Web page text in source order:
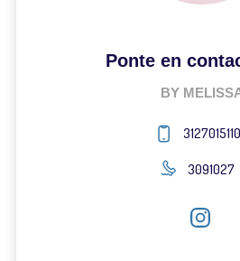
Ponte en
BY
3127015110
3091027